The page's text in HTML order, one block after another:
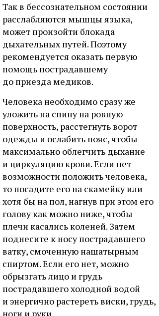
Так в бессознательном состоянии
расслабляются мышцы языка,
может произойти блокада
дыхательных путей. Поэтому
рекомендуется оказать первую
помощь пострадавшему
до приезда медиков.
Человека необходимо сразу же
уложить на спину на ровную
поверхность, расстегнуть ворот
одежды и ослабить пояс, чтобы
максимально облегчить дыхание
и циркуляцию крови. Если нет
возможности положить человека,
то посадите его на скамейку или
хотя бы на пол, нагнув при этом его
голову как можно ниже, чтобы
плечи касались коленей. Затем
поднесите к носу пострадавшего
ватку, смоченную нашатырным
спиртом. Если его нет, можно
обрызгать лицо и грудь
пострадавшего холодной водой
и энергично растереть виски, грудь,
ноги и руки.